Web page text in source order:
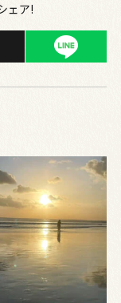
ェア!